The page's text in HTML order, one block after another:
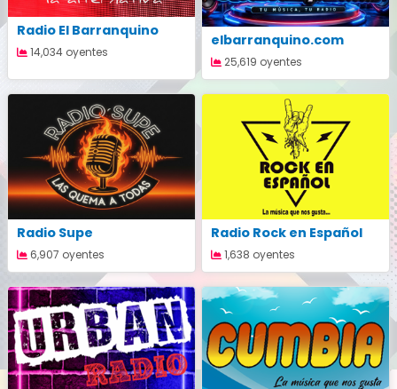
Radio El Barranquino
14,034 oyentes
elbarranquino.com
25,619 oyentes
Radio Supe
6,907 oyentes
Radio Rock en Español
1,638 oyentes